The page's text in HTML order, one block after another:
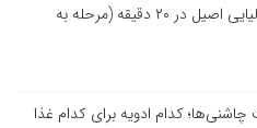
طرز تهیه اسپاگتی ایتالیایی اصیل در ۲۰ دقیقه (مرحله به
کدام ادویه برای کدام غذا